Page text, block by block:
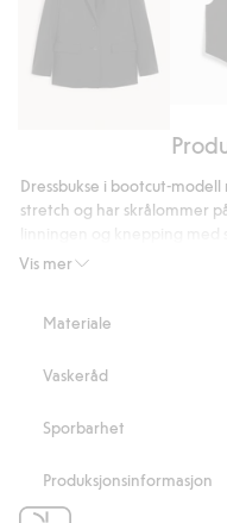
Vis mer
Dressbukse i bootcut-
stretch og har skrålommer
Innerbenslengde 78 cm
Artikkelnummer
Materiale
Vaskeråd
Sporbarhet
Produksjonsinformasjon